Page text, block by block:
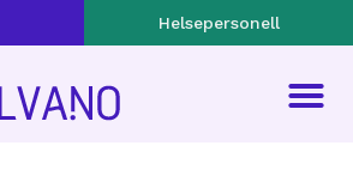
Helsepersonell